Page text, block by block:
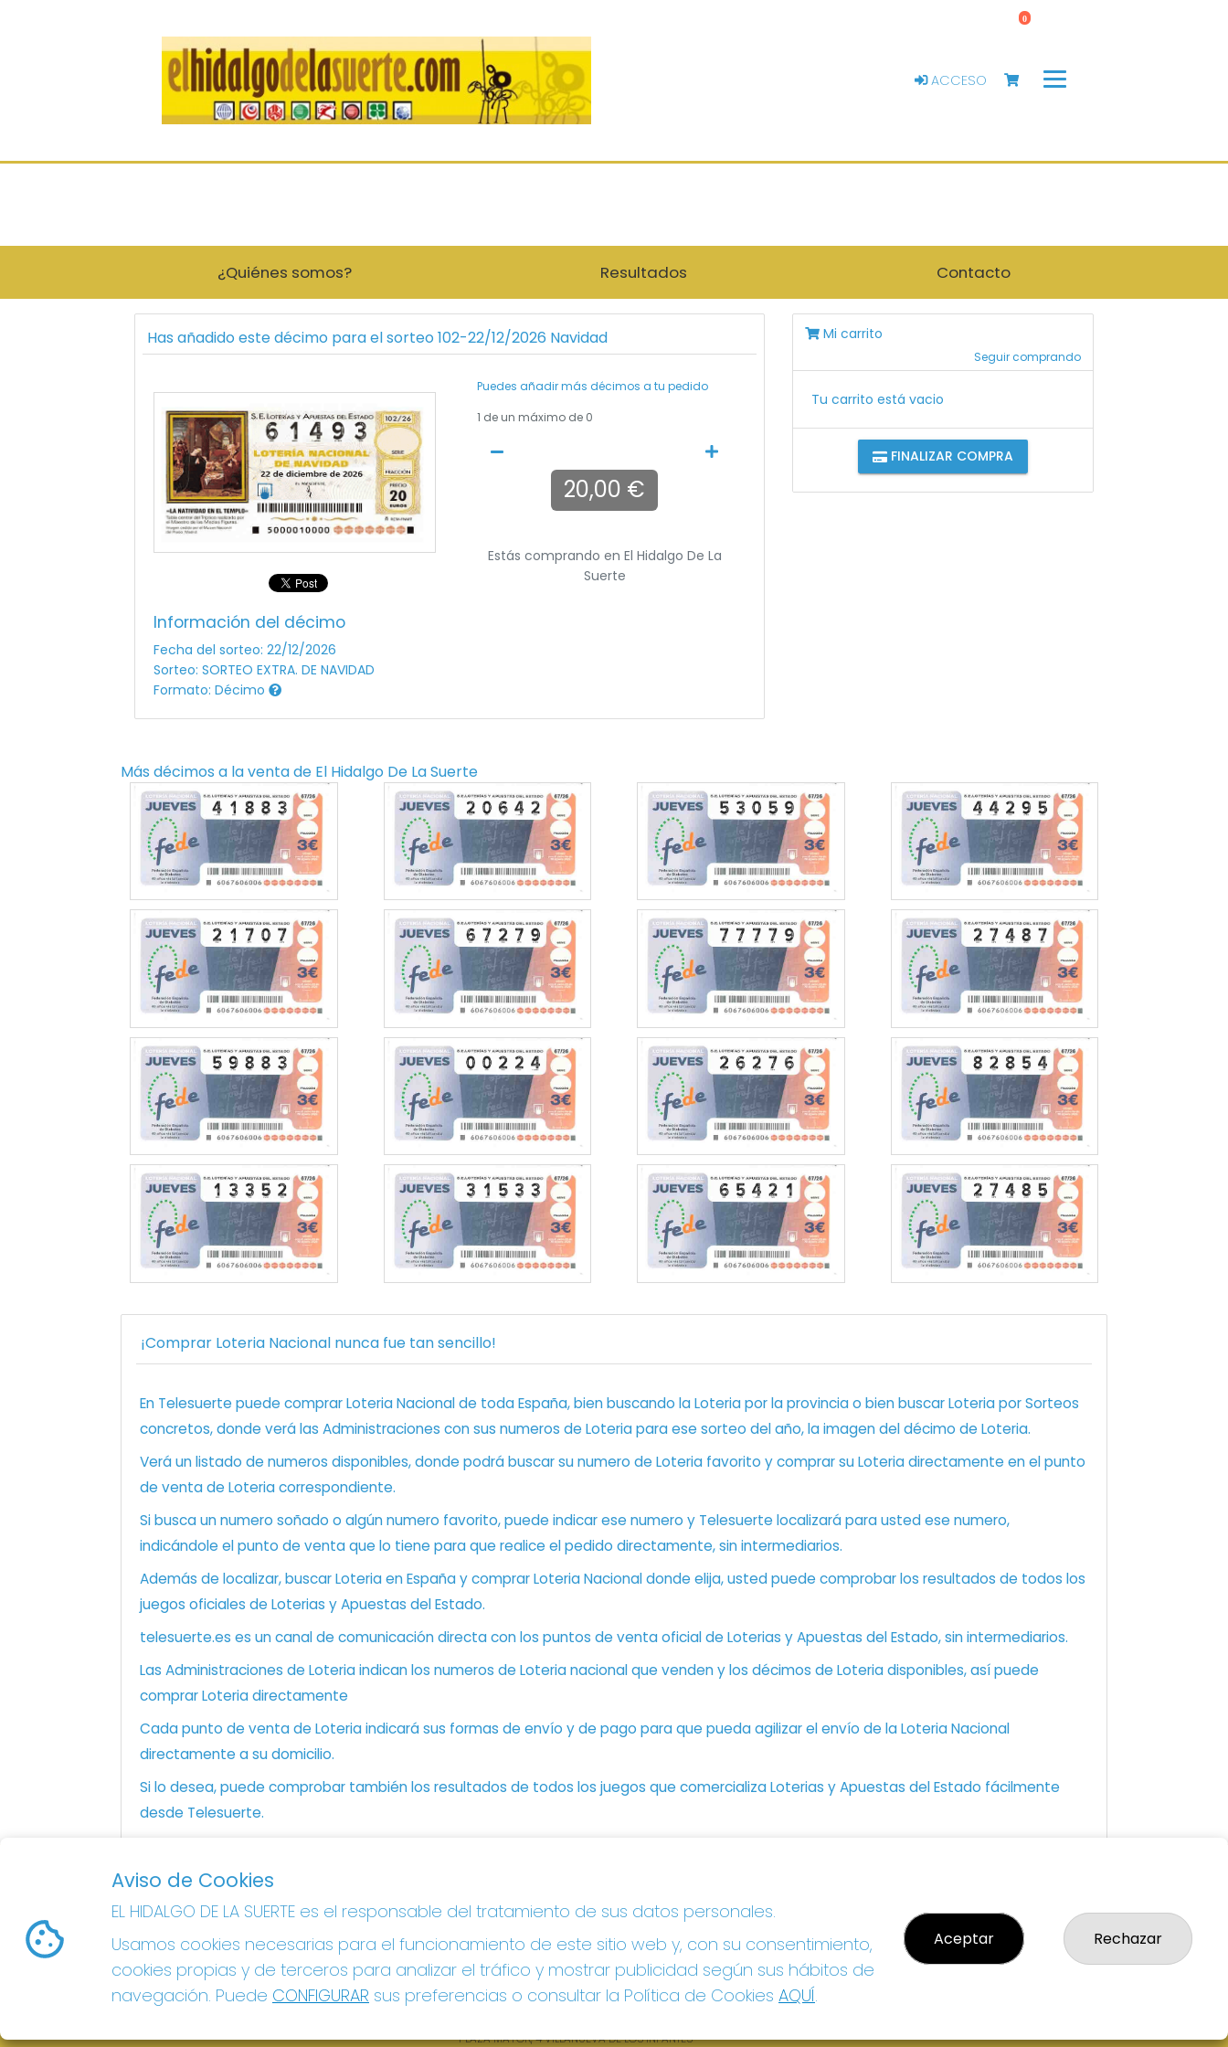
ACCESO
0
¿Quiénes somos? Resultados Contacto
Has añadido este décimo para el sorteo 102-22/12/2026 Navidad
Información del décimo
Fecha del sorteo: 22/12/2026
Sorteo: SORTEO EXTRA. DE NAVIDAD
Formato: Décimo
Puedes añadir más décimos a tu pedido
1 de un máximo de 0
20,00 €
Estás comprando en El Hidalgo De La
Suerte
Mi carrito
Seguir comprando
Tu carrito está vacio
FINALIZAR COMPRA
Más décimos a la venta de El Hidalgo De La Suerte
¡Comprar Loteria Nacional nunca fue tan sencillo!
En Telesuerte puede comprar Loteria Nacional de toda España, bien buscando la Loteria por la provincia o bien buscar Loteria por Sorteos
concretos, donde verá las Administraciones con sus numeros de Loteria para ese sorteo del año, la imagen del décimo de Loteria.
Verá un listado de numeros disponibles, donde podrá buscar su numero de Loteria favorito y comprar su Loteria directamente en el punto
de venta de Loteria correspondiente.
Si busca un numero soñado o algún numero favorito, puede indicar ese numero y Telesuerte localizará para usted ese numero,
indicándole el punto de venta que lo tiene para que realice el pedido directamente, sin intermediarios.
Además de localizar, buscar Loteria en España y comprar Loteria Nacional donde elija, usted puede comprobar los resultados de todos los
juegos oficiales de Loterias y Apuestas del Estado.
telesuerte.es es un canal de comunicación directa con los puntos de venta oficial de Loterias y Apuestas del Estado, sin intermediarios.
Las Administraciones de Loteria indican los numeros de Loteria nacional que venden y los décimos de Loteria disponibles, así puede
comprar Loteria directamente
Cada punto de venta de Loteria indicará sus formas de envío y de pago para que pueda agilizar el envío de la Loteria Nacional
directamente a su domicilio.
Si lo desea, puede comprobar también los resultados de todos los juegos que comercializa Loterias y Apuestas del Estado fácilmente
desde Telesuerte.
Comprar lotería
Contacto
Acceso
ADMINISTRACION DE LOTERIAS: 1-VILLANUEVA DE
LOS INFANTES - RECEPTOR OFICIAL: 26615
926360785
Clica aquí para contactar por WhatsApp
605897938
PLAZA MAYOR, 4 VILLANUEVA DE LOS INFANTES
Política de Privacidad
Política de Cookies
Condiciones de Compra
Tienda de Lotería Nacional
Aviso de Cookies
EL HIDALGO DE LA SUERTE es el responsable del tratamiento de sus datos personales.
Usamos cookies necesarias para el funcionamiento de este sitio web y, con su consentimiento,
cookies propias y de terceros para analizar el tráfico y mostrar publicidad según sus hábitos de
navegación. Puede CONFIGURAR sus preferencias o consultar la Política de Cookies AQUÍ.
Aceptar Rechazar